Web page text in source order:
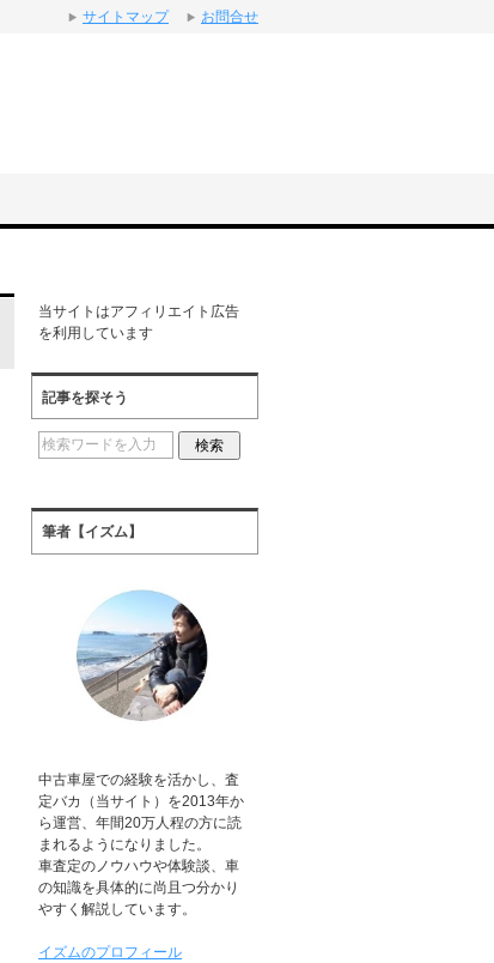
当サイトはアフィリエイト広告
を利用しています
記事を探そう
筆者【イズム】
中古車屋での経験を活かし、査
定バカ（当サイト）を2013年か
ら運営、年間20万人程の方に読
まれるようになりました。
車査定のノウハウや体験談、車
の知識を具体的に尚且つ分かり
やすく解説しています。
イズムのプロフィール
サイトマップ お問合せ